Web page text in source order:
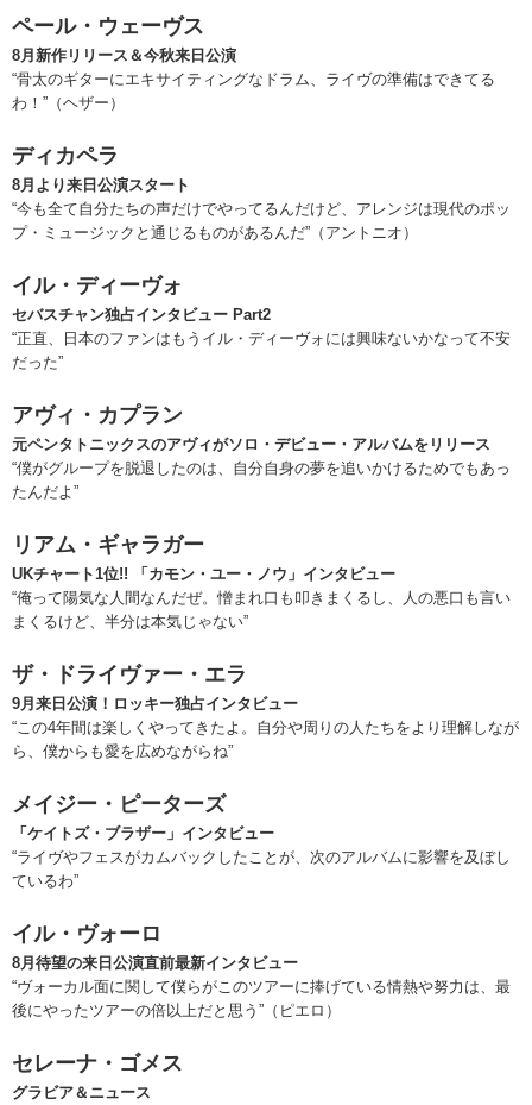
ペール・ウェーヴス
8月新作リリース＆今秋来日公演
“骨太のギターにエキサイティングなドラム、ライヴの準備はできてる
わ！”（ヘザー）
ディカペラ
8月より来日公演スタート
“今も全て自分たちの声だけでやってるんだけど、アレンジは現代のポッ
プ・ミュージックと通じるものがあるんだ”（アントニオ）
イル・ディーヴォ
セバスチャン独占インタビュー Part2
“正直、日本のファンはもうイル・ディーヴォには興味ないかなって不安
だった”
アヴィ・カプラン
元ペンタトニックスのアヴィがソロ・デビュー・アルバムをリリース
“僕がグループを脱退したのは、自分自身の夢を追いかけるためでもあっ
たんだよ”
リアム・ギャラガー
UKチャート1位!! 「カモン・ユー・ノウ」インタビュー
“俺って陽気な人間なんだぜ。憎まれ口も叩きまくるし、人の悪口も言い
まくるけど、半分は本気じゃない”
ザ・ドライヴァー・エラ
9月来日公演！ロッキー独占インタビュー
“この4年間は楽しくやってきたよ。自分や周りの人たちをより理解しなが
ら、僕からも愛を広めながらね”
メイジー・ピーターズ
「ケイトズ・ブラザー」インタビュー
“ライヴやフェスがカムバックしたことが、次のアルバムに影響を及ぼし
ているわ”
イル・ヴォーロ
8月待望の来日公演直前最新インタビュー
“ヴォーカル面に関して僕らがこのツアーに捧げている情熱や努力は、最
後にやったツアーの倍以上だと思う”（ピエロ）
セレーナ・ゴメス
グラビア＆ニュース